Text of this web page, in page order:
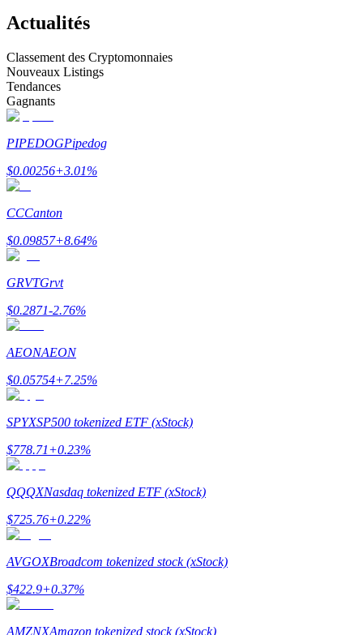
Stratégies de trading
Apprenez à rester rentable
Actualités
Classement des Cryptomonnaies
Nouveaux Listings
Tendances
Gagnants
PIPEDOGPipedog
$0.00256+3.01%
CCCanton
$0.09857+8.64%
GRVTGrvt
$0.2871-2.76%
AEONAEON
$0.05754+7.25%
SPYXSP500 tokenized ETF (xStock)
$778.71+0.23%
QQQXNasdaq tokenized ETF (xStock)
$725.76+0.22%
AVGOXBroadcom tokenized stock (xStock)
$422.9+0.37%
AMZNXAmazon tokenized stock (xStock)